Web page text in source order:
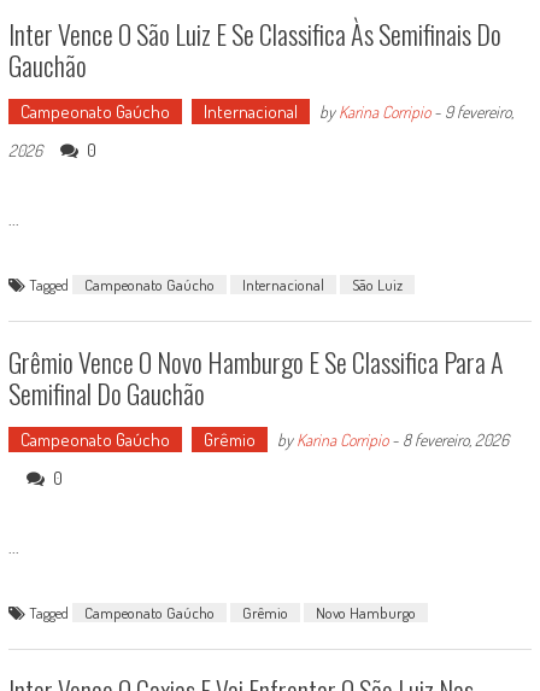
Inter Vence O São Luiz E Se Classifica Às Semifinais Do
Gauchão
Campeonato Gaúcho Internacional byKarina Corripio- 9 fevereiro,
2026
0
...
Tagged Campeonato Gaúcho Internacional São Luiz
Grêmio Vence O Novo Hamburgo E Se Classifica Para A
Semifinal Do Gauchão
Campeonato Gaúcho Grêmio byKarina Corripio- 8 fevereiro, 2026
0
...
Tagged Campeonato Gaúcho Grêmio Novo Hamburgo